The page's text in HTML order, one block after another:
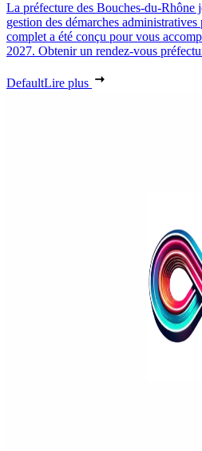
La préfecture des Bouches-du-Rhône
gestion des démarches
complet a été conçu pour vous
2027. Obtenir un rendez-vous
DefaultLire plus